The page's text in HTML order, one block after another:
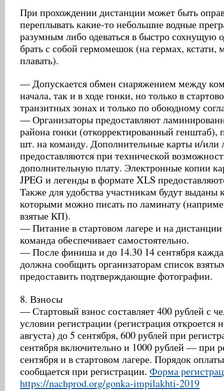
При прохождении дистанции может быть
переплывать какие-то небольшие водные
разумным либо одеваться в быстро сохнущую
брать с собой гермомешок (на гермах, кстати,
плавать).
— Допускается обмен снаряжением между
начала, так и в ходе гонки, но только в
транзитных зонах и только по обоюдному
— Организаторы предоставляют
района гонки (откорректированный
шт. на команду. Дополнительные карты и/или
предоставляются при технической
дополнительную плату. Электронные копии
JPEG и легенды в формате XLS
Также для удобства участникам будут выданы
которыми можно писать по ламинату
взятые КП).
— Питание в стартовом лагере и на
команда обеспечивает самостоятельно.
— После финиша и до 14.30 14 сентября
должна сообщить организаторам список
предоставить подтверждающие фотографии.
8. Взносы
— Стартовый взнос составляет 400 рублей с
условии регистрации (регистрация откроется
августа) до 5 сентября, 600 рублей при
сентября включительно и 1000 рублей — при
сентября и в стартовом лагере. Порядок
сообщается при регистрации. Форма
https://nachprod.org/gonka-impilakhti-2019